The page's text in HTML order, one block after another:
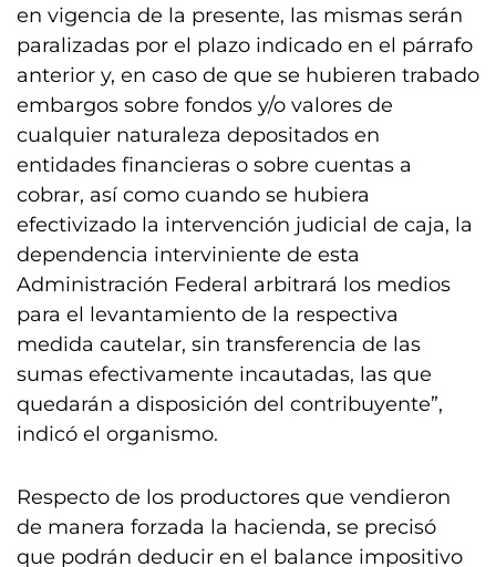
en vigencia de la presente, las mismas serán
paralizadas por el plazo indicado en el párrafo
anterior y, en caso de que se hubieren trabado
embargos sobre fondos y/o valores de
cualquier naturaleza depositados en
entidades financieras o sobre cuentas a
cobrar, así como cuando se hubiera
efectivizado la intervención judicial de caja, la
dependencia interviniente de esta
Administración Federal arbitrará los medios
para el levantamiento de la respectiva
medida cautelar, sin transferencia de las
sumas efectivamente incautadas, las que
quedarán a disposición del contribuyente”,
indicó el organismo.
Respecto de los productores que vendieron
de manera forzada la hacienda, se precisó
que podrán deducir en el balance impositivo